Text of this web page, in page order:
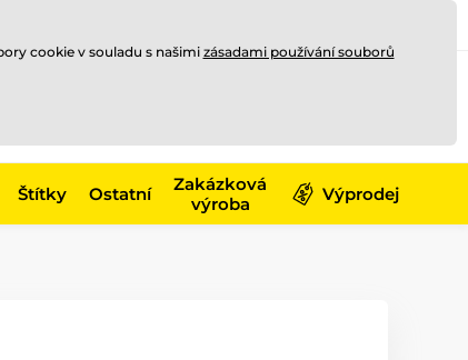
Štítky Ostatní
Zakázková
výroba
Výprodej
cookie v souladu s našimi zásadami používání souborů